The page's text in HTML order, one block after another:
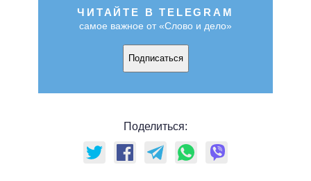
ЧИТАЙТЕ В TELEGRAM
самое важное от «Слово и дело»
Подписаться
Поделиться: